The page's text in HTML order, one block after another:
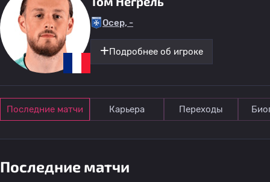
Осер, -
Подробнее об игроке
Последние матчи Карьера Переходы
Последние матчи